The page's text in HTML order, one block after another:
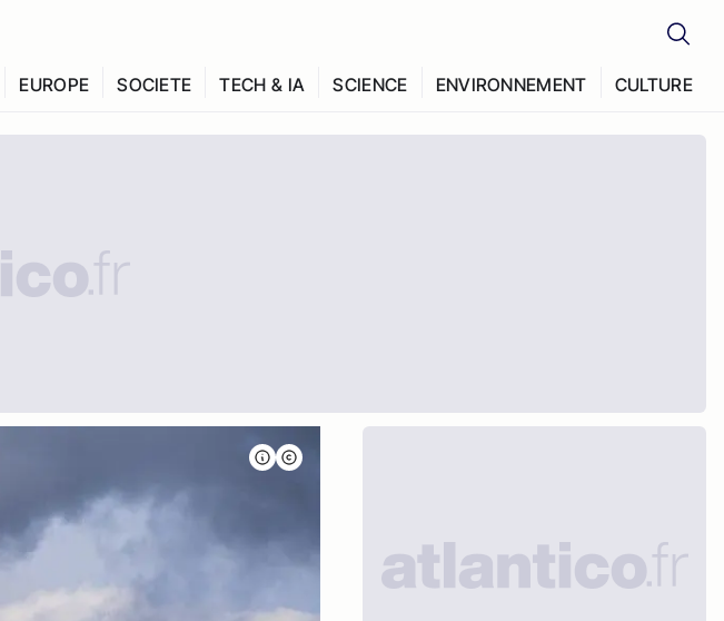
EUROPE SOCIETE TECH & IA SCIENCE ENVIRONNEMENT CULTURE